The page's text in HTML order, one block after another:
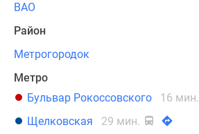
этажей.
Участникам
реновации
передано
924
квартир
с
ВАО
Район
Метрогородок
Метро
Бульвар Рокоссовского
16 мин.
Щелковская
29 мин.